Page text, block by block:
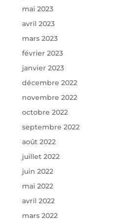
mai 2023
avril 2023
mars 2023
février 2023
janvier 2023
décembre 2022
novembre 2022
octobre 2022
septembre 2022
août 2022
juillet 2022
juin 2022
mai 2022
avril 2022
mars 2022